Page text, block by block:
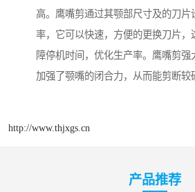
高。鹰嘴剪通过其颚部尺寸及的刀片
率，它可以快速，方便的更换刀片，
障停机时间，优化生产率。鹰嘴剪强
加强了颚嘴的闭合力，从而能剪断较
http://www.thjxgs.cn
产品推荐